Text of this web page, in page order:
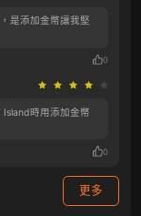
是添加金幣讓我堅
0
時用添加金幣
0
更多